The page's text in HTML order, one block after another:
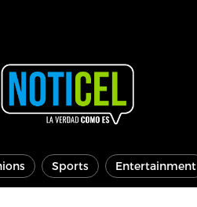
Sports Entertainment